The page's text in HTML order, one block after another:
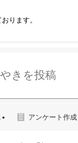
ります。
きを投稿
アンケート作成